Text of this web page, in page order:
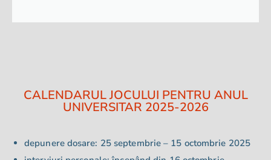
CALENDARUL JOCULUI PENTRU ANUL
UNIVERSITAR 2025-2026
depunere dosare: 25 septembrie – 15 octombrie 2025